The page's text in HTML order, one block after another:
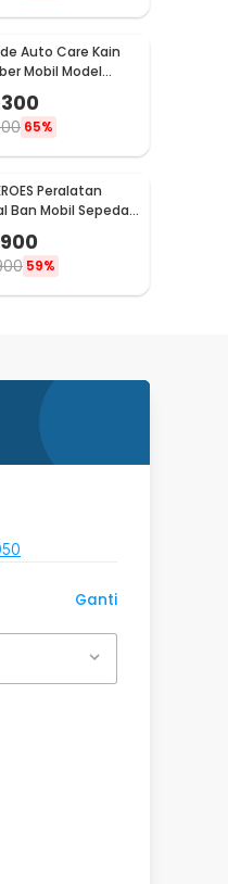
Auto Care Kain
Mobil Model
- L-20
65%
Peralatan
Ban Mobil Sepeda
59%
Ganti